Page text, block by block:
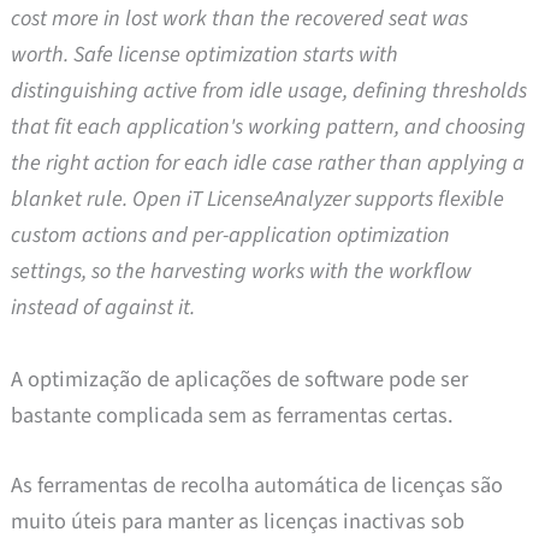
cost more in lost work than the recovered seat was
worth. Safe license optimization starts with
distinguishing active from idle usage, defining thresholds
that fit each application's working pattern, and choosing
the right action for each idle case rather than applying a
blanket rule. Open iT LicenseAnalyzer supports flexible
custom actions and per-application optimization
settings, so the harvesting works with the workflow
instead of against it.
A optimização de aplicações de software pode ser
bastante complicada sem as ferramentas certas.
As ferramentas de recolha automática de licenças são
muito úteis para manter as licenças inactivas sob